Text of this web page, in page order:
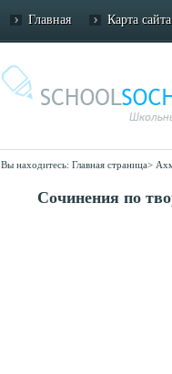
Главная Карта сайта
Вы находитесь: Главная страница>
Сочинения по